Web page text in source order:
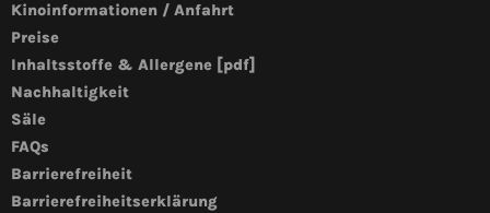
Kinoinformationen / Anfahrt
Preise
Inhaltsstoffe & Allergene [pdf]
Nachhaltigkeit
Säle
FAQs
Barrierefreiheit
Barrierefreiheitserklärung